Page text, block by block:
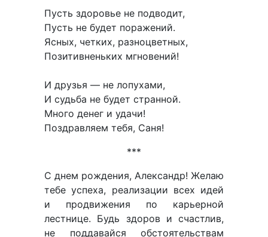
Пусть здоровье не подводит,
Пусть не будет поражений.
Ясных, четких, разноцветных,
Позитивненьких мгновений!
И друзья — не лопухами,
И судьба не будет странной.
Много денег и удачи!
Поздравляем тебя, Саня!
***
С днем рождения, Александр! Желаю
тебе успеха, реализации всех идей
и продвижения по карьерной
лестнице. Будь здоров и счастлив,
не поддавайся обстоятельствам